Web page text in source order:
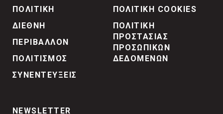
ΠΟΛΙΤΙΚΗ
ΔΙΕΘΝΗ
ΠΕΡΙΒΑΛΛΟΝ
ΠΟΛΙΤΙΣΜΟΣ
ΣΥΝΕΝΤΕΥΞΕΙΣ
ΠΟΛΙΤΙΚΗ COOKIES
ΠΟΛΙΤΙΚΗ
ΠΡΟΣΤΑΣΙΑΣ
ΠΡΟΣΩΠΙΚΩΝ
ΔΕΔΟΜΕΝΩΝ
NEWSLETTER